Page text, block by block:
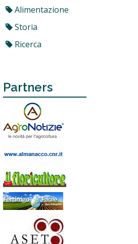
Alimentazione
Storia
Ricerca
Partners